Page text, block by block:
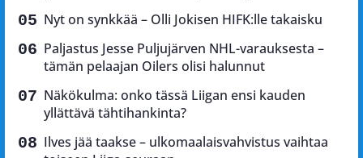
Nyt on synkkää – Olli Jokisen HIFK:lle takaisku
Paljastus Jesse Puljujärven NHL-varauksesta –
tämän pelaajan Oilers olisi halunnut
Näkökulma: onko tässä Liigan ensi kauden
yllättävä tähtihankinta?
Ilves jää taakse – ulkomaalaisvahvistus vaihtaa